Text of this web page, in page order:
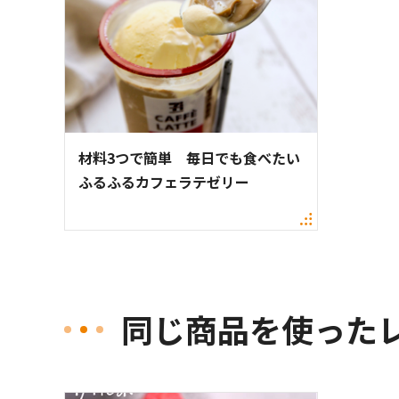
材料3つで簡単 毎日でも食べたい
ふるふるカフェラテゼリー
同じ商品を使った